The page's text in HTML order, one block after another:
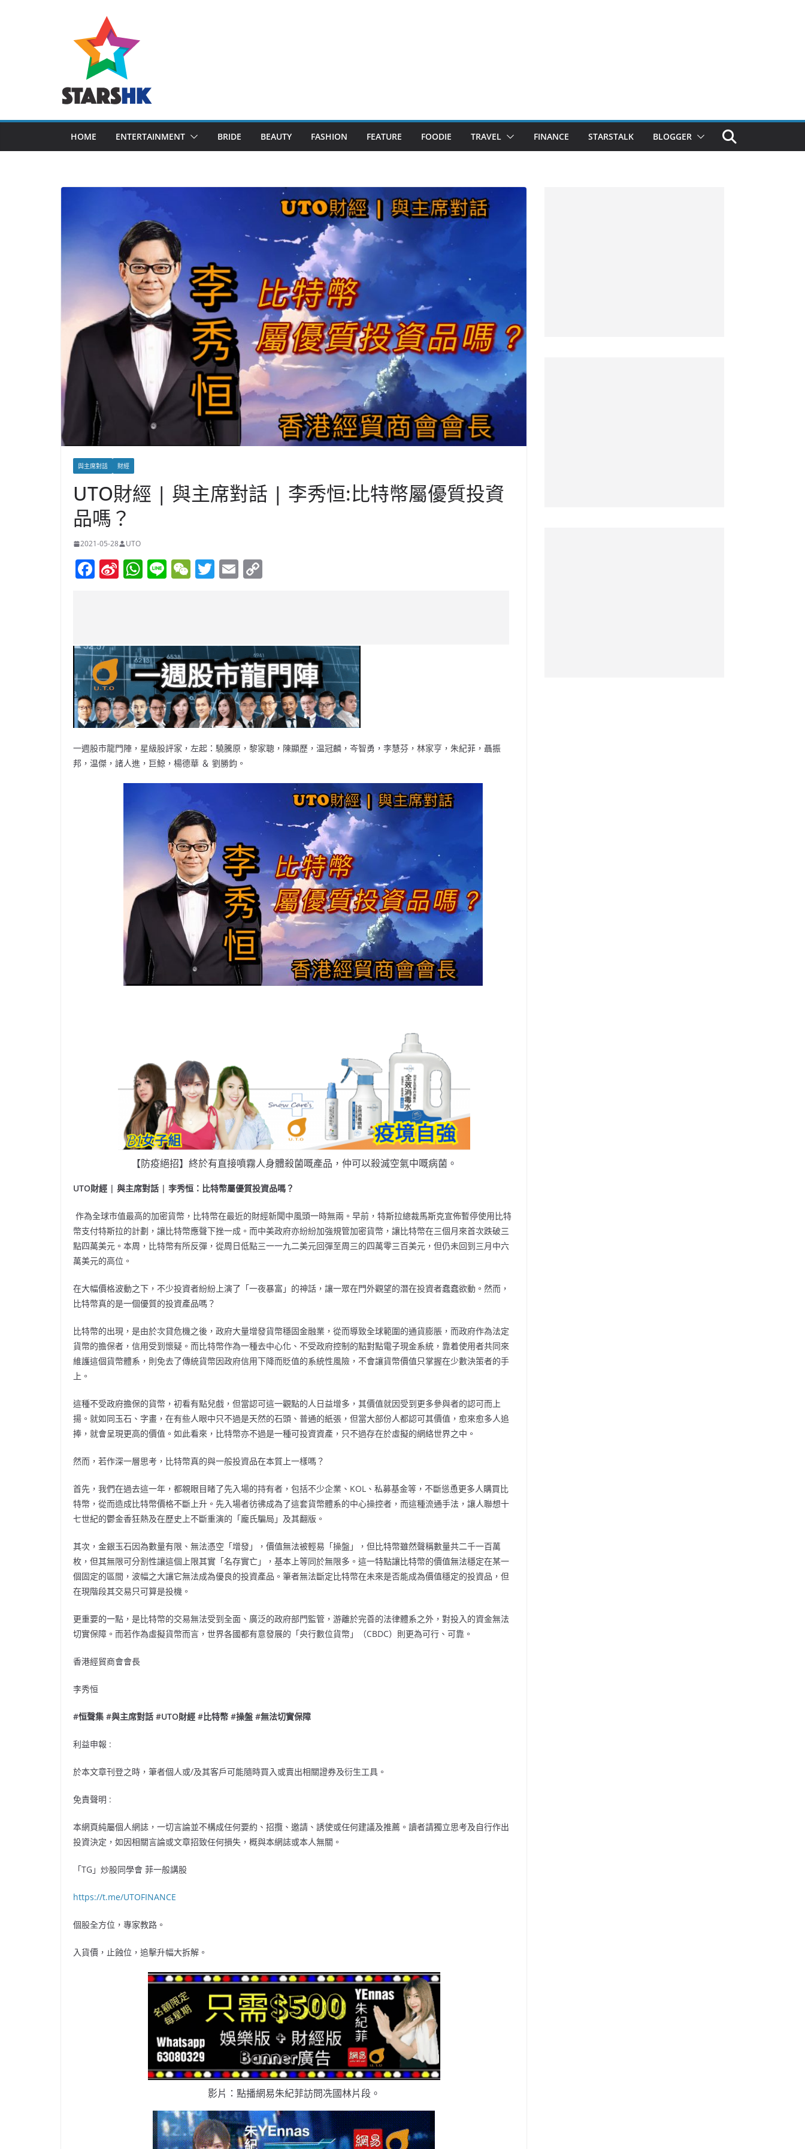
HOME ENTERTAINMENT BRIDE BEAUTY FASHION FEATURE FOODIE TRAVEL FINANCE STARSTALK BLOGGER
與主席對話 財經
UTO財經 | 與主席對話 | 李秀恒:比特幣屬優質投資
品嗎？
2021-05-28 UTO
F
b
o
o
k
Si
ei
b
o
W
A
p
p
Li W
at
T E
Li
n
k
一週股市龍門陣，星級股評家，左起：驍騰原，黎家聰，陳顯歷，温冠麟，岑智勇，李慧芬，林家亨，朱紀菲，聶振
邦，温傑，諸人進，巨鯨，楊德華 ＆ 劉勝鈞。
【防疫絕招】終於有直接噴霧人身體殺菌嘅產品，仲可以殺滅空氣中嘅病菌。
UTO財經 | 與主席對話 | 李秀恒：比特幣屬優質投資品嗎？
作為全球市值最高的加密貨幣，比特幣在最近的財經新聞中風頭一時無兩。早前，特斯拉總裁馬斯克宣佈暫停使用比特
幣支付特斯拉的計劃，讓比特幣應聲下挫一成。而中美政府亦紛紛加強規管加密貨幣，讓比特幣在三個月來首次跌破三
點四萬美元。本周，比特幣有所反彈，從周日低點三一一九二美元回彈至周三的四萬零三百美元，但仍未回到三月中六
萬美元的高位。
在大幅價格波動之下，不少投資者紛紛上演了「一夜暴富」的神話，讓一眾在門外觀望的潛在投資者蠢蠢欲動。然而，
比特幣真的是一個優質的投資產品嗎？
比特幣的出現，是由於次貸危機之後，政府大量增發貨幣穩固金融業，從而導致全球範圍的通貨膨脹，而政府作為法定
貨幣的擔保者，信用受到懷疑。而比特幣作為一種去中心化、不受政府控制的點對點電子現金系統，靠着使用者共同來
維護這個貨幣體系，則免去了傳統貨幣因政府信用下降而貶值的系統性風險，不會讓貨幣價值只掌握在少數決策者的手
上。
這種不受政府擔保的貨幣，初看有點兒戲，但當認可這一觀點的人日益增多，其價值就因受到更多參與者的認可而上
揚。就如同玉石、字畫，在有些人眼中只不過是天然的石頭、普通的紙張，但當大部份人都認可其價值，愈來愈多人追
捧，就會呈現更高的價值。如此看來，比特幣亦不過是一種可投資資產，只不過存在於虛擬的網絡世界之中。
然而，若作深一層思考，比特幣真的與一般投資品在本質上一樣嗎？
首先，我們在過去這一年，都親眼目睹了先入場的持有者，包括不少企業、KOL、私募基金等，不斷慫恿更多人購買比
特幣，從而造成比特幣價格不斷上升。先入場者彷彿成為了這套貨幣體系的中心操控者，而這種流通手法，讓人聯想十
七世紀的鬱金香狂熱及在歷史上不斷重演的「龐氏騙局」及其翻版。
其次，金銀玉石因為數量有限、無法憑空「增發」，價值無法被輕易「操盤」，但比特幣雖然聲稱數量共二千一百萬
枚，但其無限可分割性讓這個上限其實「名存實亡」，基本上等同於無限多。這一特點讓比特幣的價值無法穩定在某一
個固定的區間，波幅之大讓它無法成為優良的投資產品。筆者無法斷定比特幣在未來是否能成為價值穩定的投資品，但
在現階段其交易只可算是投機。
更重要的一點，是比特幣的交易無法受到全面、廣泛的政府部門監管，游離於完善的法律體系之外，對投入的資金無法
切實保障。而若作為虛擬貨幣而言，世界各國都有意發展的「央行數位貨幣」（CBDC）則更為可行、可靠。
香港經貿商會會長
李秀恒
#恒聲集 #與主席對話 #UTO財經 #比特幣 #操盤 #無法切實保障
利益申報 :
於本文章刊登之時，筆者個人或/及其客戶可能隨時買入或賣出相關證券及衍生工具。
免責聲明 :
本網頁純屬個人網誌，一切言論並不構成任何要約、招攬、邀請、誘使或任何建議及推薦。讀者請獨立思考及自行作出
投資決定，如因相關言論或文章招致任何損失，概與本網誌或本人無關。
「TG」炒股同學會 菲一般講股
https://t.me/UTOFINANCE
個股全方位，專家教路。
入貨價，止蝕位，追擊升幅大拆解。
影片：點播網易朱紀菲訪問冼國林片段。